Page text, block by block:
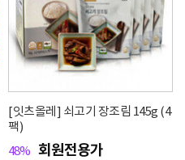
[잇츠올레] 쇠고기 장조림 145g (4
팩)
48% 회원전용가